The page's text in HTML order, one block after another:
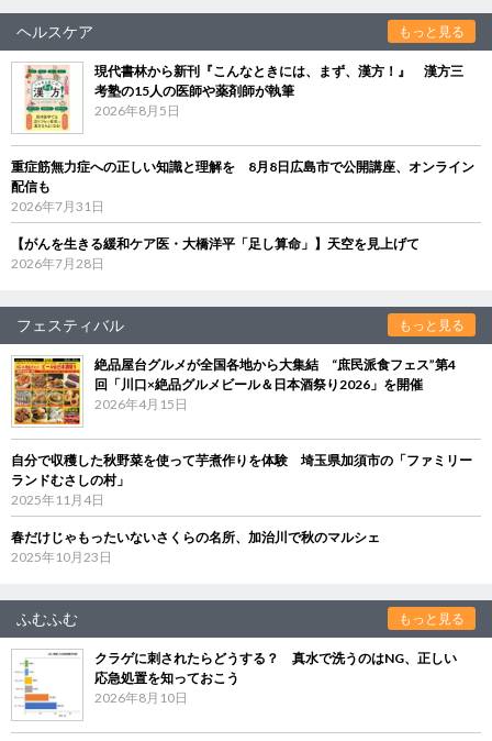
ヘルスケア もっと見る
現代書林から新刊『こんなときには、まず、漢方！』 漢方三
考塾の15人の医師や薬剤師が執筆
2026年8月5日
重症筋無力症への正しい知識と理解を 8月8日広島市で公開講座、オンライン
配信も
2026年7月31日
【がんを生きる緩和ケア医・大橋洋平「足し算命」】天空を見上げて
2026年7月28日
フェスティバル もっと見る
絶品屋台グルメが全国各地から大集結 “庶民派食フェス”第4
回「川口×絶品グルメビール＆日本酒祭り2026」を開催
2026年4月15日
自分で収穫した秋野菜を使って芋煮作りを体験 埼玉県加須市の「ファミリー
ランドむさしの村」
2025年11月4日
春だけじゃもったいないさくらの名所、加治川で秋のマルシェ
2025年10月23日
ふむふむ もっと見る
クラゲに刺されたらどうする？ 真水で洗うのはNG、正しい
応急処置を知っておこう
2026年8月10日